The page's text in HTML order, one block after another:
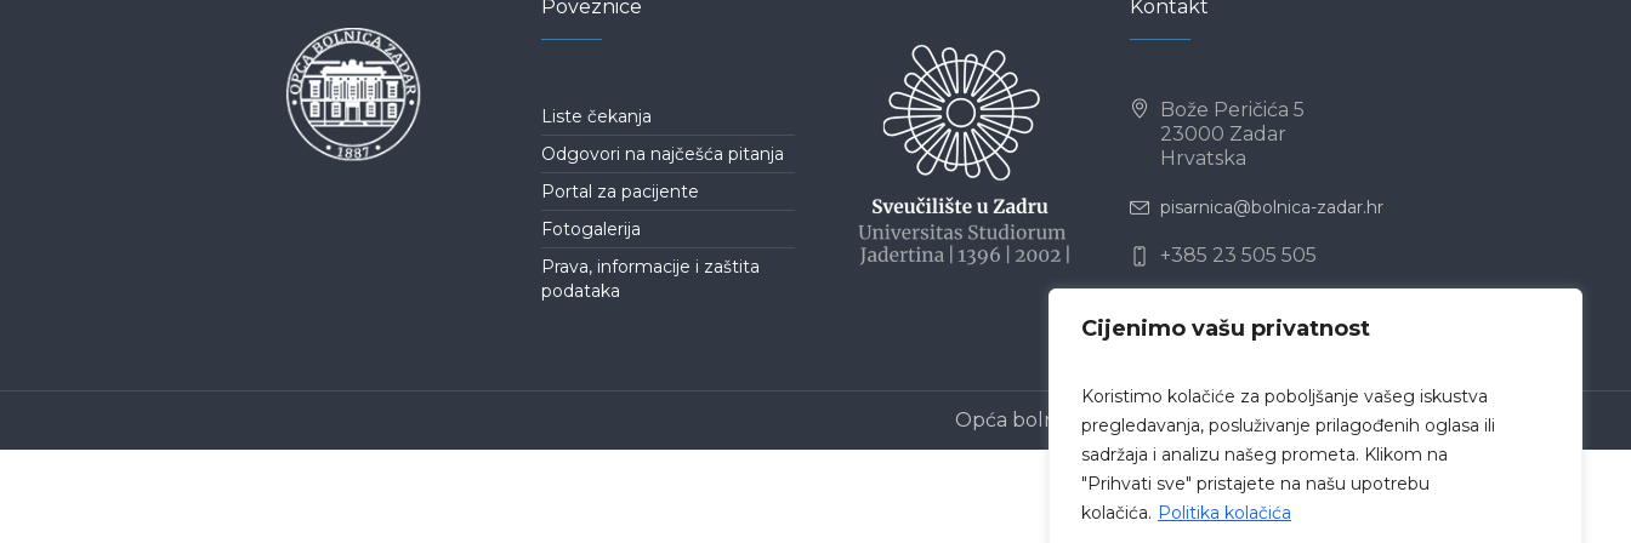
Cijenimo vašu privatnost
Koristimo kolačiće za poboljšanje vašeg iskustva
pregledavanja, posluživanje prilagođenih oglasa ili
sadržaja i analizu našeg prometa. Klikom na
"Prihvati sve" pristajete na našu upotrebu
kolačića. Politika kolačića
Poveznice
Liste čekanja
Odgovori na najčešća pitanja
Portal za pacijente
Fotogalerija
Prava, informacije i zaštita
podataka
Kontakt
Bože Peričića 5
23000 Zadar
Hrvatska
pisarnica@bolnica-zadar.hr
+385 23 505 505
Opća bolnica Zadar © 2019 /Politika privatnosti